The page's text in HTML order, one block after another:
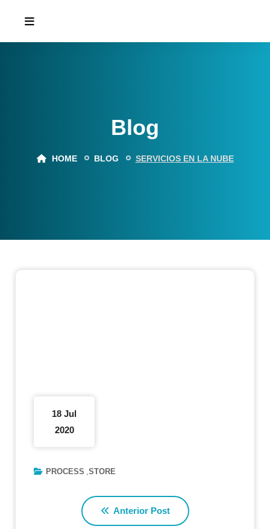
Blog
HOME BLOG SERVICIOS EN LA NUBE
18 Jul
2020
PROCESS STORE
Anterior Post